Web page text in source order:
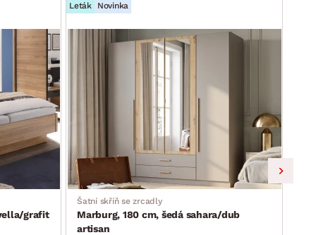
grafit
Leták Novinka
Šatní skříň se zrcadly
Marburg, 180 cm, šedá sahara/dub
artisan